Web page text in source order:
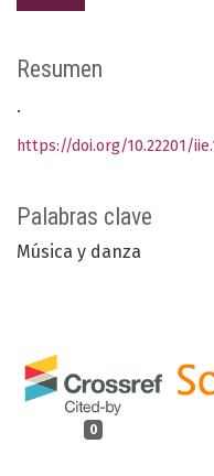
Palabras clave
Música y danza
0
Resumen
.
https://doi.org/10.22201/